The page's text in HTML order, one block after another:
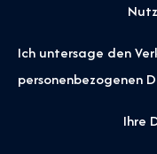
Ich untersage den
personenbezogenen
Ihre